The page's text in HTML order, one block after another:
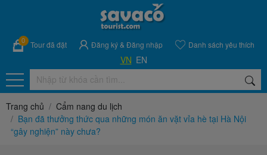
0 Tour đã đặt Đăng ký& Đăng nhập Danh sách yêu thích
VN EN
Trang chủ
Cẩm nang du lịch
Bạn đã thưởng thức qua những món ăn vặt vỉa hè tại Hà Nội
“gây nghiện” này chưa?